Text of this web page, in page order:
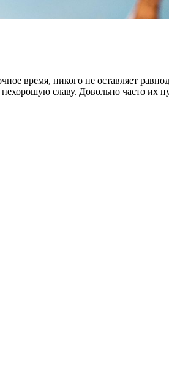
время, никого не оставляет
славу. Довольно часто их